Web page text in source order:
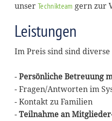
unser Technikteam gern zur
Leistungen
Im Preis sind sind
-Persönliche Betreuung
- Fragen/Antworten im
- Kontakt zu Familien
-Teilnahme an